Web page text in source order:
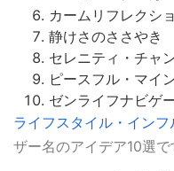
カームリフレクシ
静けさのささやき
セレニティ・チャ
ピースフル・マイ
ゼンライフナビゲ
ライフスタイル・インフ
ザー名のアイデア10選で